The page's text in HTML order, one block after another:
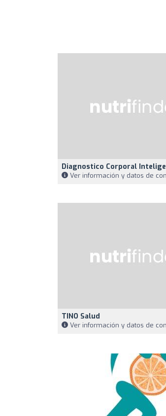
Diagnostico Corporal
Ver información y datos de
TINO Salud
Ver información y datos de